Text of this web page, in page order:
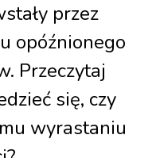
przez
opóźnionego
Przeczytaj
się, czy
wyrastaniu